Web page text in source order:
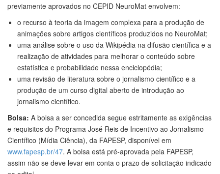
previamente aprovados no CEPID NeuroMat envolvem:
o recurso à teoria da imagem complexa para a produção de
animações sobre artigos científicos produzidos no NeuroMat;
uma análise sobre o uso da Wikipédia na difusão científica e a
realização de atividades para melhorar o conteúdo sobre
estatística e probabilidade nessa enciclopédia;
uma revisão de literatura sobre o jornalismo científico e a
produção de um curso digital aberto de introdução ao
jornalismo científico.
Bolsa: A bolsa a ser concedida segue estritamente as exigências
e requisitos do Programa José Reis de Incentivo ao Jornalismo
Científico (Mídia Ciência), da FAPESP, disponível em
www.fapesp.br/47. A bolsa está pré-aprovada pela FAPESP,
assim não se deve levar em conta o prazo de solicitação indicado